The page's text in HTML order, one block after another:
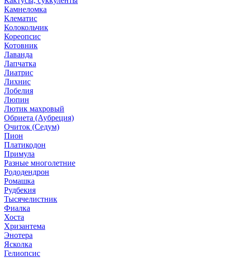
Камнеломка
Клематис
Колокольчик
Кореопсис
Котовник
Лаванда
Лапчатка
Лиатрис
Лихнис
Лобелия
Люпин
Лютик махровый
Обриета (Аубреция)
Очиток (Седум)
Пион
Платикодон
Примула
Разные многолетние
Рододендрон
Ромашка
Рудбекия
Тысячелистник
Фиалка
Хоста
Хризантема
Энотера
Ясколка
Гелиопсис